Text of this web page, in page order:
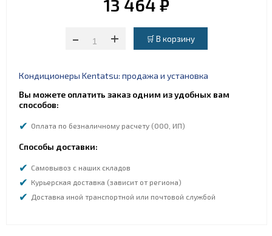
13 464 ₽
-
+
Кондиционеры Kentatsu: продажа и установка
Вы можете оплатить заказ одним из удобных вам
способов:
Оплата по безналичному расчету (ООО, ИП)
Способы доставки:
Самовывоз с наших складов
Курьерская доставка (зависит от региона)
Доставка иной транспортной или почтовой службой